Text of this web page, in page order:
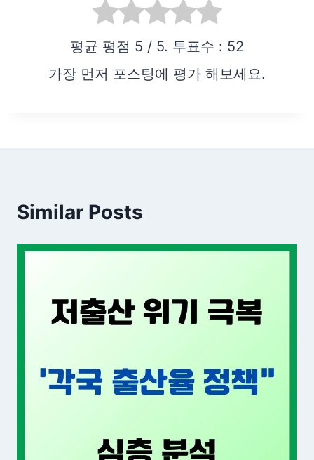
평균 평점 5 / 5. 투표수 : 52
가장 먼저 포스팅에 평가 해보세요.
Similar Posts